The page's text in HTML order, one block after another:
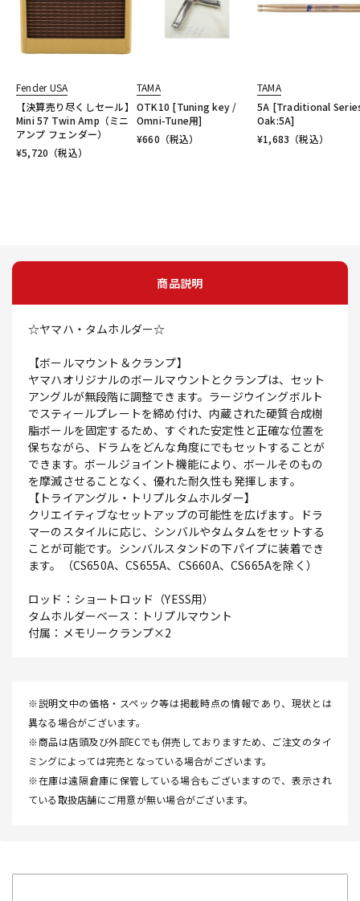
Fender USA
【決算売り尽くしセール】
Mini 57 Twin Amp（ミニ
アンプ フェンダー）
¥5,720 （税込）
TAMA
OTK10 [Tuning key /
Omni-Tune用]
¥660 （税込）
TAMA
5A [Traditional
Oak:5A]
¥1,683 （税込）
商品説明
☆ヤマハ・タムホルダー☆
【ボールマウント＆クランプ】
ヤマハオリジナルのボールマウントとクランプは、セット
アングルが無段階に調整できます。ラージウイングボルト
でスティールプレートを締め付け、内蔵された硬質合成樹
脂ボールを固定するため、すぐれた安定性と正確な位置を
保ちながら、ドラムをどんな角度にでもセットすることが
できます。ボールジョイント機能により、ボールそのもの
を摩滅させることなく、優れた耐久性も発揮します。
【トライアングル・トリプルタムホルダー】
クリエイティブなセットアップの可能性を広げます。ドラ
マーのスタイルに応じ、シンバルやタムタムをセットする
ことが可能です。シンバルスタンドの下パイプに装着でき
ます。（CS650A、CS655A、CS660A、CS665Aを除く）
ロッド：ショートロッド（YESS用）
タムホルダーベース：トリプルマウント
付属：メモリークランプ×2
※説明文中の価格・スペック等は掲載時点の情報であり、現状とは
異なる場合がございます。
※商品は店頭及び外部ECでも併売しておりますため、ご注文のタイ
ミングによっては完売となっている場合がございます。
※在庫は遠隔倉庫に保管している場合もございますので、表示され
ている取扱店舗にご用意が無い場合がございます。